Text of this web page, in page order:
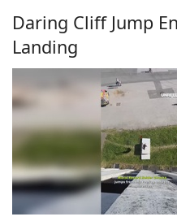
Daring Cliff Jump
Landing